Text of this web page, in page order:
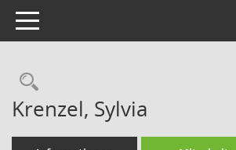
Toggle navigation
Rechercheauswahl
Krenzel, Sylvia